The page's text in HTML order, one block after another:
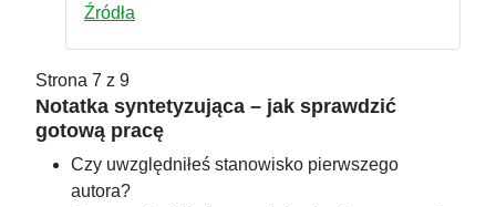
Źródła
Strona 7 z 9
Notatka syntetyzująca – jak sprawdzić
gotową pracę
Czy uwzględniłeś stanowisko pierwszego
autora?